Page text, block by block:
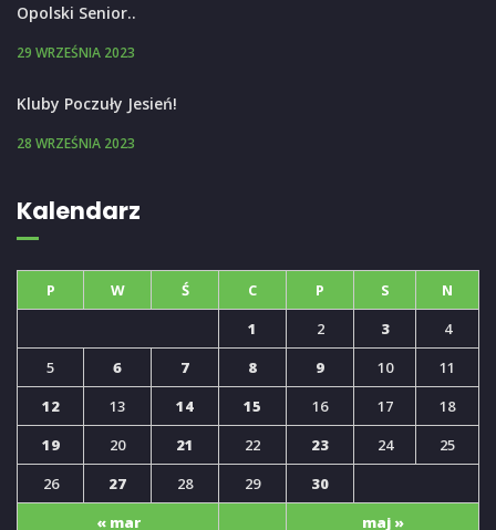
Opolski Senior..
29 WRZEŚNIA 2023
Kluby Poczuły Jesień!
28 WRZEŚNIA 2023
Kalendarz
P W Ś C P S N
« mar maj »
1 2 3
4
5
6 7 8 9 10
11
12
13 14 15 16 17
18
19
20 21 22 23 24
25
26
27 28 29 30